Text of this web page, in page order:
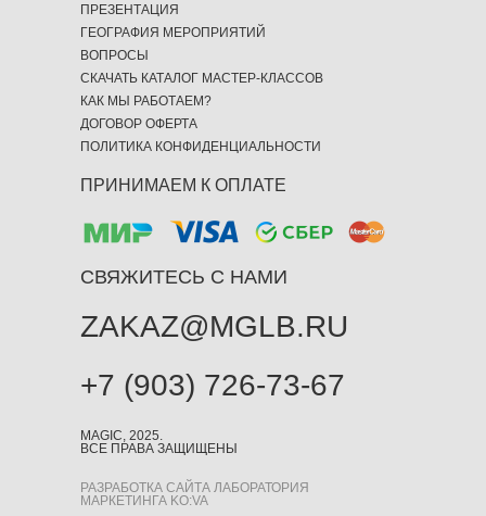
MAGIC, 2025.
ВСЕ ПРАВА ЗАЩИЩЕНЫ
РАЗРАБОТКА САЙТА ЛАБОРАТОРИЯ
МАРКЕТИНГА KO:VA
ПРИНИМАЕМ К ОПЛАТЕ
СВЯЖИТЕСЬ С НАМИ
+7 (903) 726-73-67
ZAKAZ@MGLB.RU
ПРЕЗЕНТАЦИЯ
ГЕОГРАФИЯ МЕРОПРИЯТИЙ
ВОПРОСЫ
СКАЧАТЬ КАТАЛОГ МАСТЕР-КЛАССОВ
КАК МЫ РАБОТАЕМ?
ДОГОВОР ОФЕРТА
ПОЛИТИКА КОНФИДЕНЦИАЛЬНОСТИ